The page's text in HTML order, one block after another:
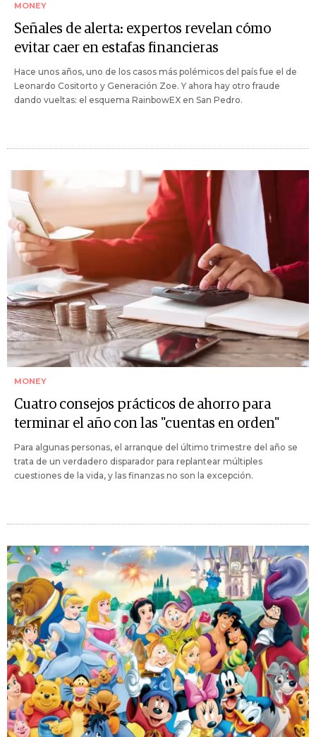
MONEY
Señales de alerta: expertos revelan cómo
evitar caer en estafas financieras
Hace unos años, uno de los casos más polémicos del país fue el de
Leonardo Cositorto y Generación Zoe. Y ahora hay otro fraude
dando vueltas: el esquema RainbowEX en San Pedro.
MONEY
Cuatro consejos prácticos de ahorro para
terminar el año con las "cuentas en orden"
Para algunas personas, el arranque del último trimestre del año se
trata de un verdadero disparador para replantear múltiples
cuestiones de la vida, y las finanzas no son la excepción.